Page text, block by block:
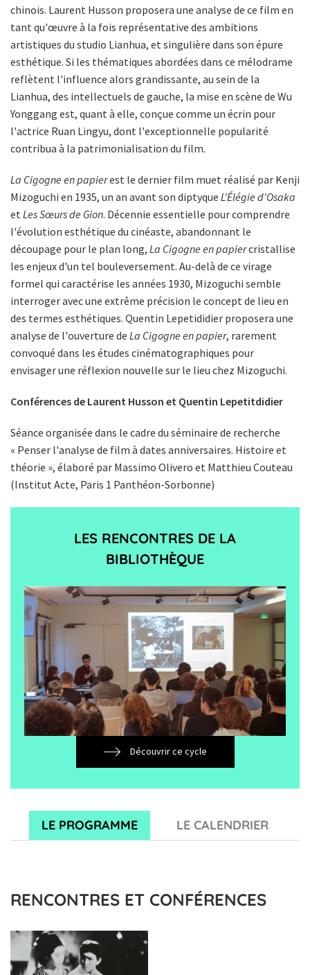
chinois. Laurent Husson proposera une analyse de ce film en
tant qu'œuvre à la fois représentative des ambitions
artistiques du studio Lianhua, et singulière dans son épure
esthétique. Si les thématiques abordées dans ce mélodrame
reflètent l'influence alors grandissante, au sein de la
Lianhua, des intellectuels de gauche, la mise en scène de Wu
Yonggang est, quant à elle, conçue comme un écrin pour
l'actrice Ruan Lingyu, dont l'exceptionnelle popularité
contribua à la patrimonialisation du film.
La Cigogne en papierest le dernier film muet réalisé par Kenji
Mizoguchi en 1935, un an avant son diptyque L'Élégie d'Osaka
et Les Sœurs de Gion. Décennie essentielle pour comprendre
l'évolution esthétique du cinéaste, abandonnant le
découpage pour le plan long, La Cigogne en papiercristallise
les enjeux d'un tel bouleversement. Au-delà de ce virage
formel qui caractérise les années 1930, Mizoguchi semble
interroger avec une extrême précision le concept de lieu en
des termes esthétiques. Quentin Lepetididier proposera une
analyse de l'ouverture de La Cigogne en papier, rarement
convoqué dans les études cinématographiques pour
envisager une réflexion nouvelle sur le lieu chez Mizoguchi.
Conférences de Laurent Husson et Quentin Lepetitdidier
Séance organisée dans le cadre du séminaire de recherche
« Penser l'analyse de film à dates anniversaires. Histoire et
théorie », élaboré par Massimo Olivero et Matthieu Couteau
(Institut Acte, Paris 1 Panthéon-Sorbonne)
LES RENCONTRES DE LA
BIBLIOTHÈQUE
Découvrir ce cycle
LE PROGRAMME LE CALENDRIER
RENCONTRES ET CONFÉRENCES